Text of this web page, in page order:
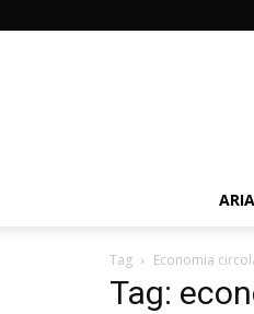
ARIA
Tag Economia
Tag: